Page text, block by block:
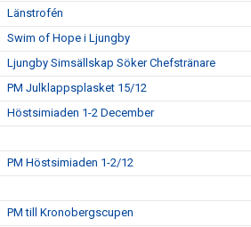
Länstrofén
Swim of Hope i Ljungby
Ljungby Simsällskap Söker Chefstränare
PM Julklappsplasket 15/12
Höstsimiaden 1-2 December
PM Höstsimiaden 1-2/12
PM till Kronobergscupen